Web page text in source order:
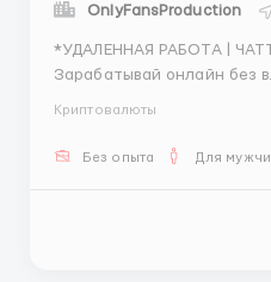
OnlyFansProduction
*УДАЛЕННАЯ РАБОТА |
Зарабатывай онлайн без вложений
команда 📌 МЫ ДАЕМ: 🔥 %+ФИКС СТАВКА от
Криптовалюты
Без опыта Для